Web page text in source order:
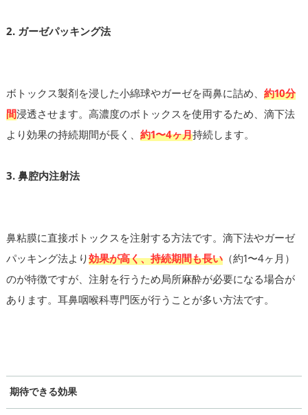
2. ガーゼパッキング法
ボトックス製剤を浸した小綿球やガーゼを両鼻に詰め、 約10分
間浸透させます。高濃度のボトックスを使用するため、滴下法
より効果の持続期間が長く、 約1〜4ヶ月持続します。
3. 鼻腔内注射法
鼻粘膜に直接ボトックスを注射する方法です。滴下法やガーゼ
パッキング法より効果が高く、持続期間も長い（約1〜4ヶ月）
のが特徴ですが、注射を行うため局所麻酔が必要になる場合が
あります。耳鼻咽喉科専門医が行うことが多い方法です。
期待できる効果